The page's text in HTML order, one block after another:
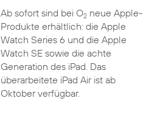
Ab sofort sind bei O2neue Apple-
Produkte erhältlich: die Apple
Watch Series 6 und die Apple
Watch SE sowie die achte
Generation des iPad. Das
überarbeitete iPad Air ist ab
Oktober verfügbar.